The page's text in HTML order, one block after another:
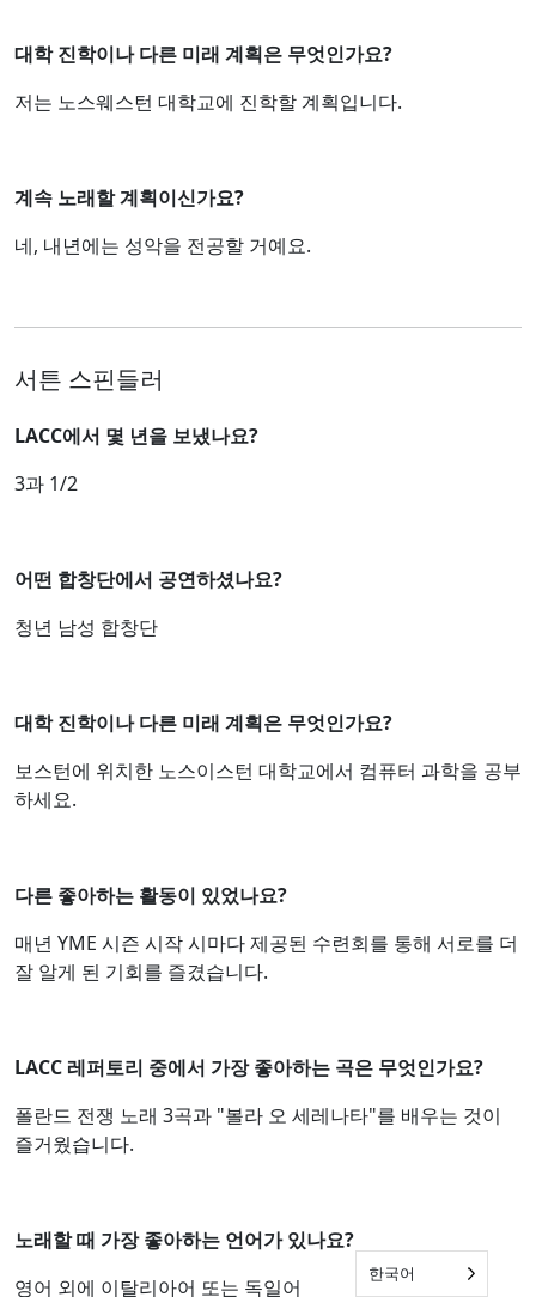
대학 진학이나 다른 미래 계획은 무엇인가요?
저는 노스웨스턴 대학교에 진학할 계획입니다.
계속 노래할 계획이신가요?
네, 내년에는 성악을 전공할 거예요.
서튼 스핀들러
LACC에서 몇 년을 보냈나요?
3과 1/2
어떤 합창단에서 공연하셨나요?
청년 남성 합창단
대학 진학이나 다른 미래 계획은 무엇인가요?
보스턴에 위치한 노스이스턴 대학교에서 컴퓨터 과학을 공부
하세요.
다른 좋아하는 활동이 있었나요?
매년 YME 시즌 시작 시마다 제공된 수련회를 통해 서로를 더
잘 알게 된 기회를 즐겼습니다.
LACC 레퍼토리 중에서 가장 좋아하는 곡은 무엇인가요?
폴란드 전쟁 노래 3곡과 "볼라 오 세레나타"를 배우는 것이
즐거웠습니다.
노래할 때 가장 좋아하는 언어가 있나요?
영어 외에 이탈리아어 또는 독일어
한국어